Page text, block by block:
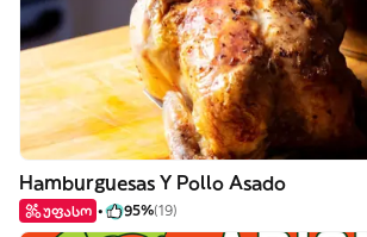
Hamburguesas Y Pollo Asado
უფასო 95%(19)